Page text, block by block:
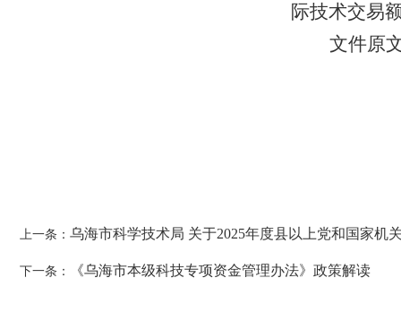
际技术交易
文件原
上一条：乌海市科学技术局 关于2025年度县以上党和国家机
下一条： 《乌海市本级科技专项资金管理办法》政策解读